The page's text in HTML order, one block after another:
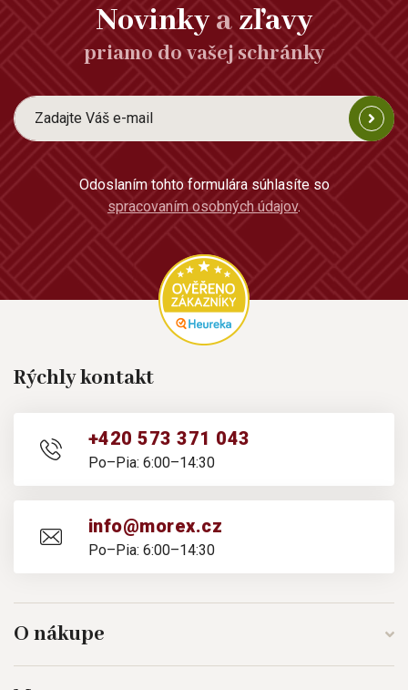
Novinkyazľavy
priamo do vašej schránky
Odoslaním tohto formulára súhlasíte so
spracovaním osobných údajov.
Rýchly kontakt
+420 573 371 043
Po–Pia: 6:00–14:30
info@morex.cz
Po–Pia: 6:00–14:30
O nákupe